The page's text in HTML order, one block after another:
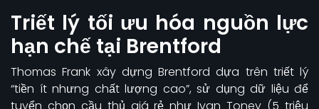
Triết lý tối ưu hóa nguồn lực
hạn chế tại Brentford
Thomas Frank xây dựng Brentford dựa trên triết lý
“tiền ít nhưng chất lượng cao”, sử dụng dữ liệu để